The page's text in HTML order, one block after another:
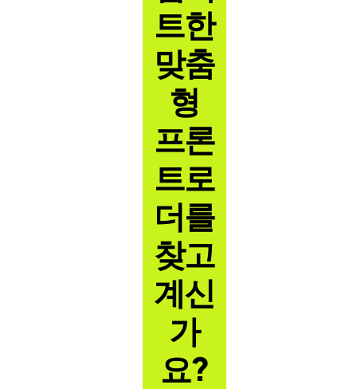
트한
맞춤
형
프론
트로
더를
찾고
계신
가
요?